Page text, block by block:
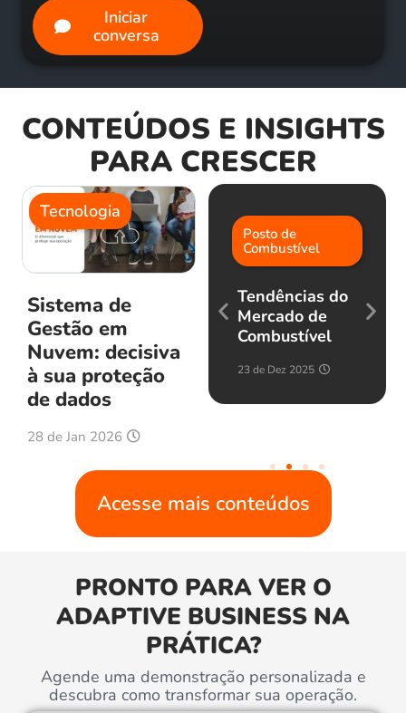
Iniciar
conversa
CONTEÚDOS E INSIGHTS
PARA CRESCER
Tecnologia
Sistema de
Gestão em
Nuvem: decisiva
à sua proteção
de dados
28 de Jan 2026
Distribuidor
Quer ser um
ERPs? Conheça
a Adaptive!
10 de Fev 2025
Posto de
Combustível
Tendências do
Mercado de
Combustível
23 de Dez 2025
Acesse mais conteúdos
PRONTO PARA VER O
ADAPTIVE BUSINESS NA
PRÁTICA?
Agende uma demonstração personalizada e
descubra como transformar sua operação.